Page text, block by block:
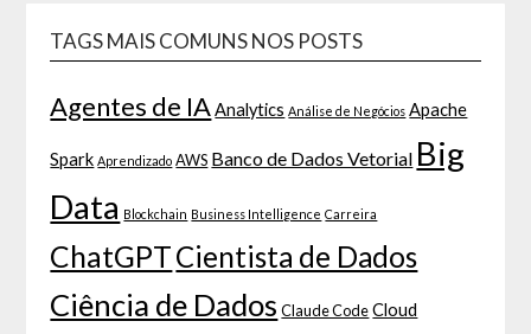
TAGS MAIS COMUNS NOS POSTS
Agentes de IA Analytics Análise de Negócios Apache
Spark Aprendizado AWS Banco de Dados Vetorial Big
Data Blockchain Business Intelligence Carreira
ChatGPTCientista de Dados
Ciência de Dados Claude Code Cloud